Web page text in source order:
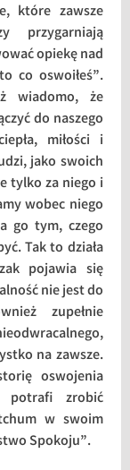
które zawsze
przygarniają
opiekę nad
co oswoiłeś”.
wiadomo, że
do naszego
miłości i
jako swoich
tylko za niego i
wobec niego
go tym, czego
Tak to działa
pojawia się
nie jest do
zupełnie
na zawsze.
oswojenia
potrafi zrobić
w swoim
Spokoju”.